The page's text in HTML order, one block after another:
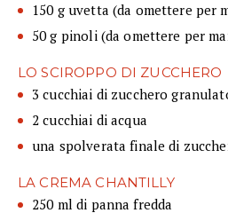
150 g uvetta (da omettere per
50 g pinoli (da omettere per
LO SCIROPPO DI ZUCCHERO
3 cucchiai di zucchero
2 cucchiai di acqua
una spolverata finale di
LA CREMA CHANTILLY
250 ml di panna fredda